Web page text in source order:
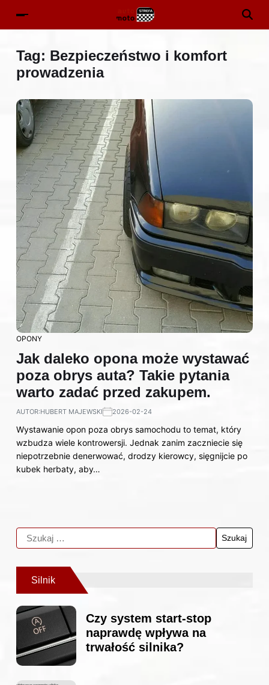
Tag: Bezpieczeństwo i komfort
prowadzenia
OPONY
Jak daleko opona może wystawać
poza obrys auta? Takie pytania
warto zadać przed zakupem.
AUTOR:HUBERT MAJEWSKI 2026-02-24
Wystawanie opon poza obrys samochodu to temat, który
wzbudza wiele kontrowersji. Jednak zanim zaczniecie się
niepotrzebnie denerwować, drodzy kierowcy, sięgnijcie po
kubek herbaty, aby…
Silnik
Czy system start-stop
naprawdę wpływa na
trwałość silnika?